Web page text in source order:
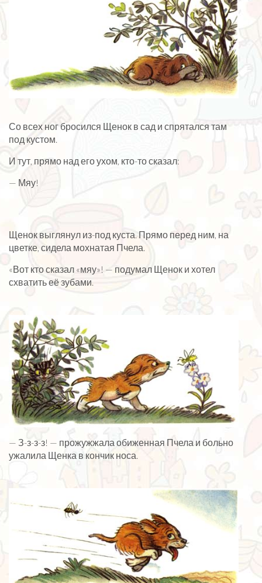
Со всех ног бросился Щенок в сад и спрятался там
под кустом.
И тут, прямо над его ухом, кто-то сказал:
— Мяу!
Щенок выглянул из-под куста. Прямо перед ним, на
цветке, сидела мохнатая Пчела.
«Вот кто сказал «мяу»! — подумал Щенок и хотел
схватить её зубами.
— З-з-з-з! — прожужжала обиженная Пчела и больно
ужалила Щенка в кончик носа.